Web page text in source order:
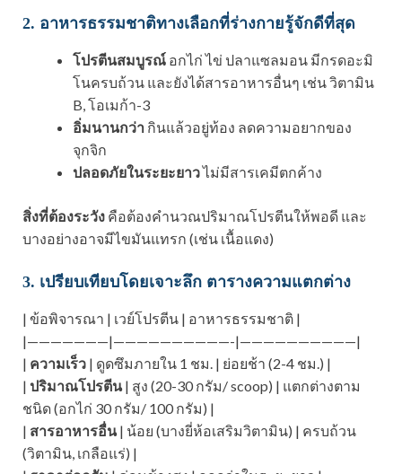
2. อาหารธรรมชาติทางเลือกที่ร่างกายรู้จักดีที่สุด
โปรตีนสมบูรณ์ อกไก่ ไข่ ปลาแซลมอน มีกรดอะมิ
โนครบถ้วน และยังได้สารอาหารอื่นๆ เช่น วิตามิน
B, โอเมก้า-3
อิ่มนานกว่า กินแล้วอยู่ท้อง ลดความอยากของ
จุกจิก
ปลอดภัยในระยะยาวไม่มีสารเคมีตกค้าง
สิ่งที่ต้องระวัง คือต้องคำนวณปริมาณโปรตีนให้พอดี และ
บางอย่างอาจมีไขมันแทรก (เช่น เนื้อแดง)
3. เปรียบเทียบโดยเจาะลึก ตารางความแตกต่าง
| ข้อพิจารณา | เวย์โปรตีน | อาหารธรรมชาติ |
|———————|——————————-|——————————|
| ความเร็ว | ดูดซึมภายใน 1 ชม. | ย่อยช้า (2-4 ชม.) |
| ปริมาณโปรตีน| สูง (20-30 กรัม/ scoop) | แตกต่างตาม
ชนิด (อกไก่ 30 กรัม/ 100 กรัม) |
| สารอาหารอื่น| น้อย (บางยี่ห้อเสริมวิตามิน) | ครบถ้วน
(วิตามิน, เกลือแร่) |